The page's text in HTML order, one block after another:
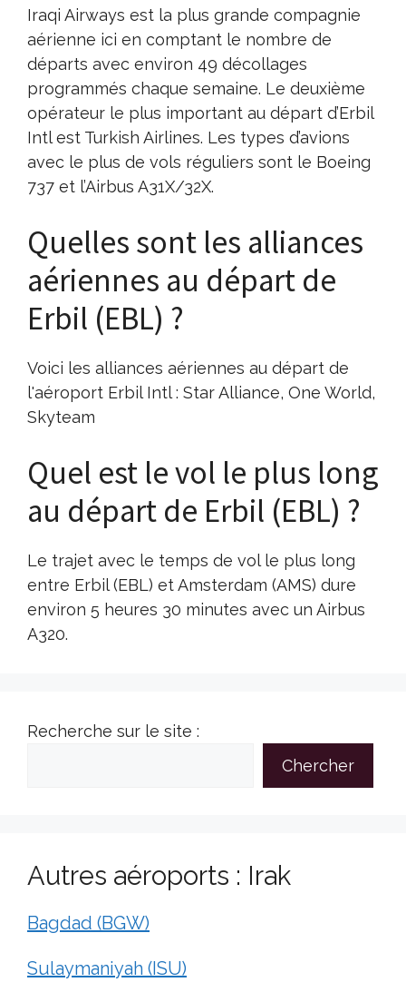
Iraqi Airways est la plus grande compagnie
aérienne ici en comptant le nombre de
départs avec environ 49 décollages
programmés chaque semaine. Le deuxième
opérateur le plus important au départ d’Erbil
Intl est Turkish Airlines. Les types d’avions
avec le plus de vols réguliers sont le Boeing
737 et l’Airbus A31X/32X.
Quelles sont les alliances
aériennes au départ de
Erbil (EBL) ?
Voici les alliances aériennes au départ de
l'aéroport Erbil Intl : Star Alliance, One World,
Skyteam
Quel est le vol le plus long
au départ de Erbil (EBL) ?
Le trajet avec le temps de vol le plus long
entre Erbil (EBL) et Amsterdam (AMS) dure
environ 5 heures 30 minutes avec un Airbus
A320.
Recherche sur le site :
Chercher
Autres aéroports : Irak
Bagdad (BGW)
Sulaymaniyah (ISU)